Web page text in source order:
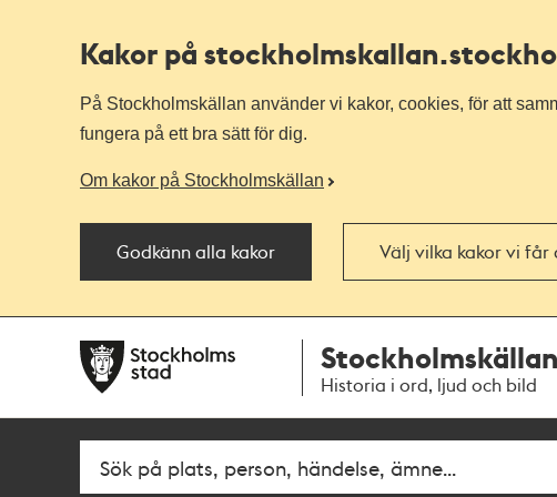
Kakor på stockholmskallan
På Stockholmskällan använder vi kakor, cookies, för att
fungera på ett bra sätt för dig.
Om kakor på Stockholmskällan
Godkänn alla kakor Välj vilka kakor vi får
navigationen
huvudinnehållet
Stockholmskällan
Historia i ord, ljud och bild
Fritextsök